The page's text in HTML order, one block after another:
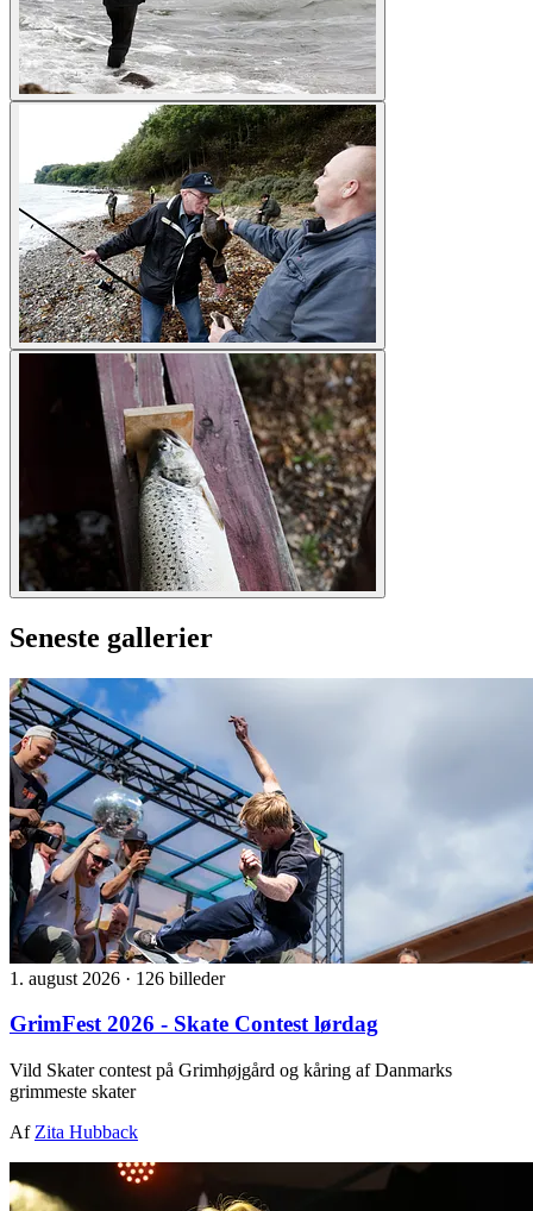
Seneste gallerier
1. august 2026 · 126 billeder
GrimFest 2026 - Skate Contest lørdag
Vild Skater contest på Grimhøjgård og kåring af Danmarks
grimmeste skater
Af Zita Hubback